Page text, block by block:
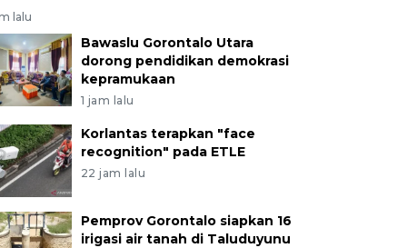
lalu
Bawaslu Gorontalo Utara
dorong pendidikan demokrasi
kepramukaan
1 jam lalu
Korlantas terapkan "face
recognition" pada ETLE
22 jam lalu
Pemprov Gorontalo siapkan 16
irigasi air tanah di Taluduyunu